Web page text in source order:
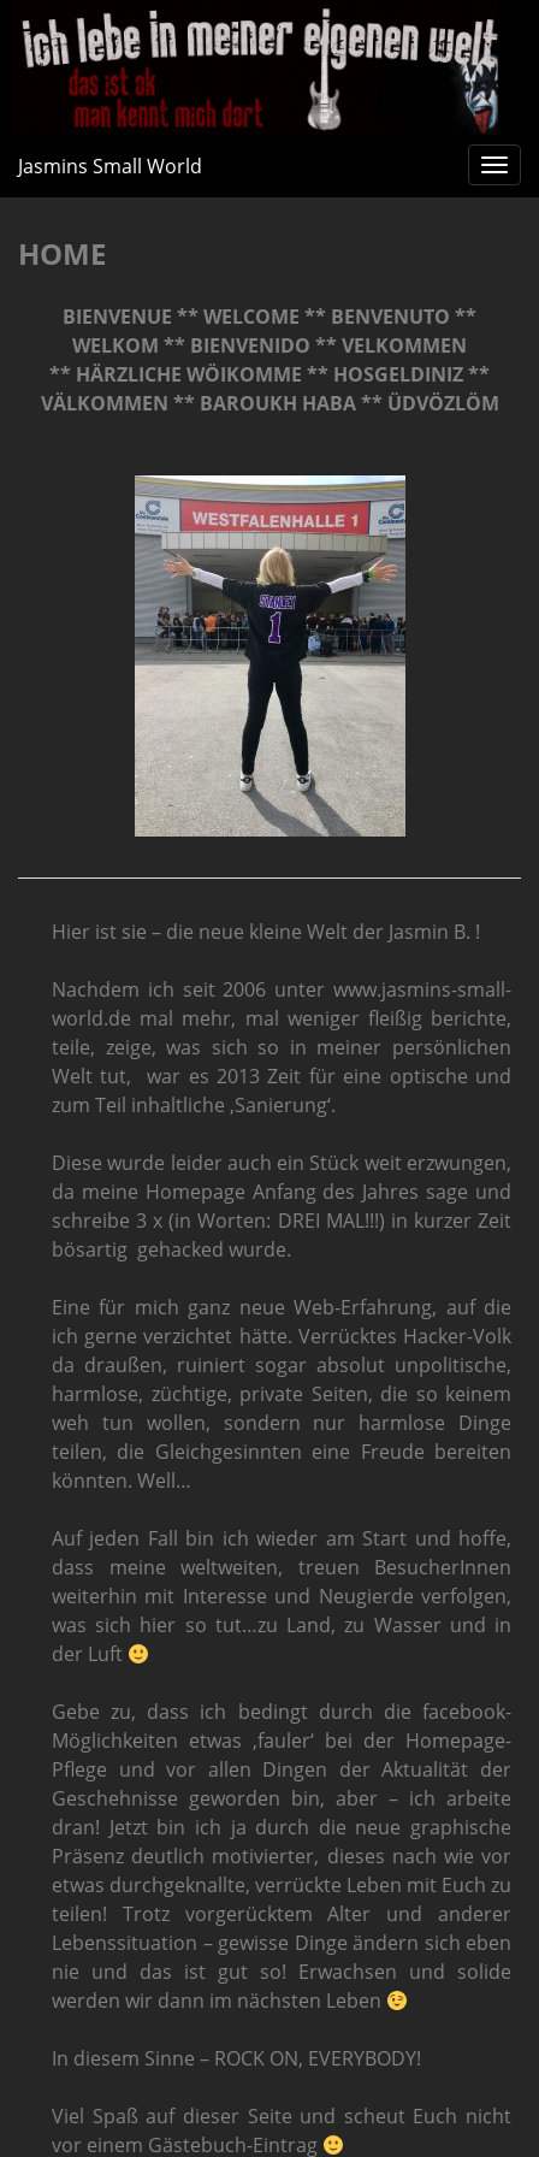
Jasmins Small World
HOME
BIENVENUE ** WELCOME ** BENVENUTO **
WELKOM ** BIENVENIDO ** VELKOMMEN
** HÄRZLICHE WÖIKOMME ** HOSGELDINIZ **
VÄLKOMMEN ** BAROUKH HABA ** ÜDVÖZLÖM
Hier ist sie – die neue kleine Welt der Jasmin B. !
Nachdem ich seit 2006 unter www.jasmins-small-
world.de mal mehr, mal weniger fleißig berichte,
teile, zeige, was sich so in meiner persönlichen
Welt tut,
war es 2013 Zeit für eine optische und
zum Teil inhaltliche ‚Sanierung‘.
Diese wurde leider auch ein Stück weit erzwungen,
da meine Homepage Anfang des Jahres sage und
schreibe 3 x (in Worten: DREI MAL!!!) in kurzer Zeit
bösartig gehacked wurde.
Eine für mich ganz neue Web-Erfahrung, auf die
ich gerne verzichtet hätte. Verrücktes Hacker-Volk
da draußen, ruiniert sogar absolut unpolitische,
harmlose, züchtige, private Seiten, die so keinem
weh tun wollen, sondern nur harmlose Dinge
teilen, die Gleichgesinnten eine Freude bereiten
könnten. Well…
Auf jeden Fall bin ich wieder am Start und hoffe,
dass meine weltweiten, treuen BesucherInnen
weiterhin mit Interesse und Neugierde verfolgen,
was sich hier so tut…zu Land, zu Wasser und in
der Luft
Gebe zu, dass ich bedingt durch die facebook-
Möglichkeiten etwas ‚fauler‘ bei der Homepage-
Pflege und vor allen Dingen der Aktualität der
Geschehnisse geworden bin, aber – ich arbeite
dran! Jetzt bin ich ja durch die neue graphische
Präsenz deutlich motivierter, dieses nach wie vor
etwas durchgeknallte, verrückte Leben mit Euch zu
teilen! Trotz vorgerücktem Alter und anderer
Lebenssituation – gewisse Dinge ändern sich eben
nie und das ist gut so! Erwachsen und solide
werden wir dann im nächsten Leben
In diesem Sinne – ROCK ON, EVERYBODY!
Viel Spaß auf dieser Seite und scheut Euch nicht
vor einem Gästebuch-Eintrag